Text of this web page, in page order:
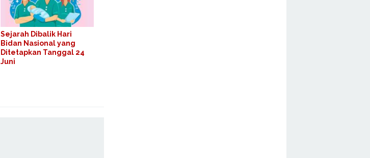
Sejarah Dibalik Hari
Bidan Nasional yang
Ditetapkan Tanggal 24
Juni